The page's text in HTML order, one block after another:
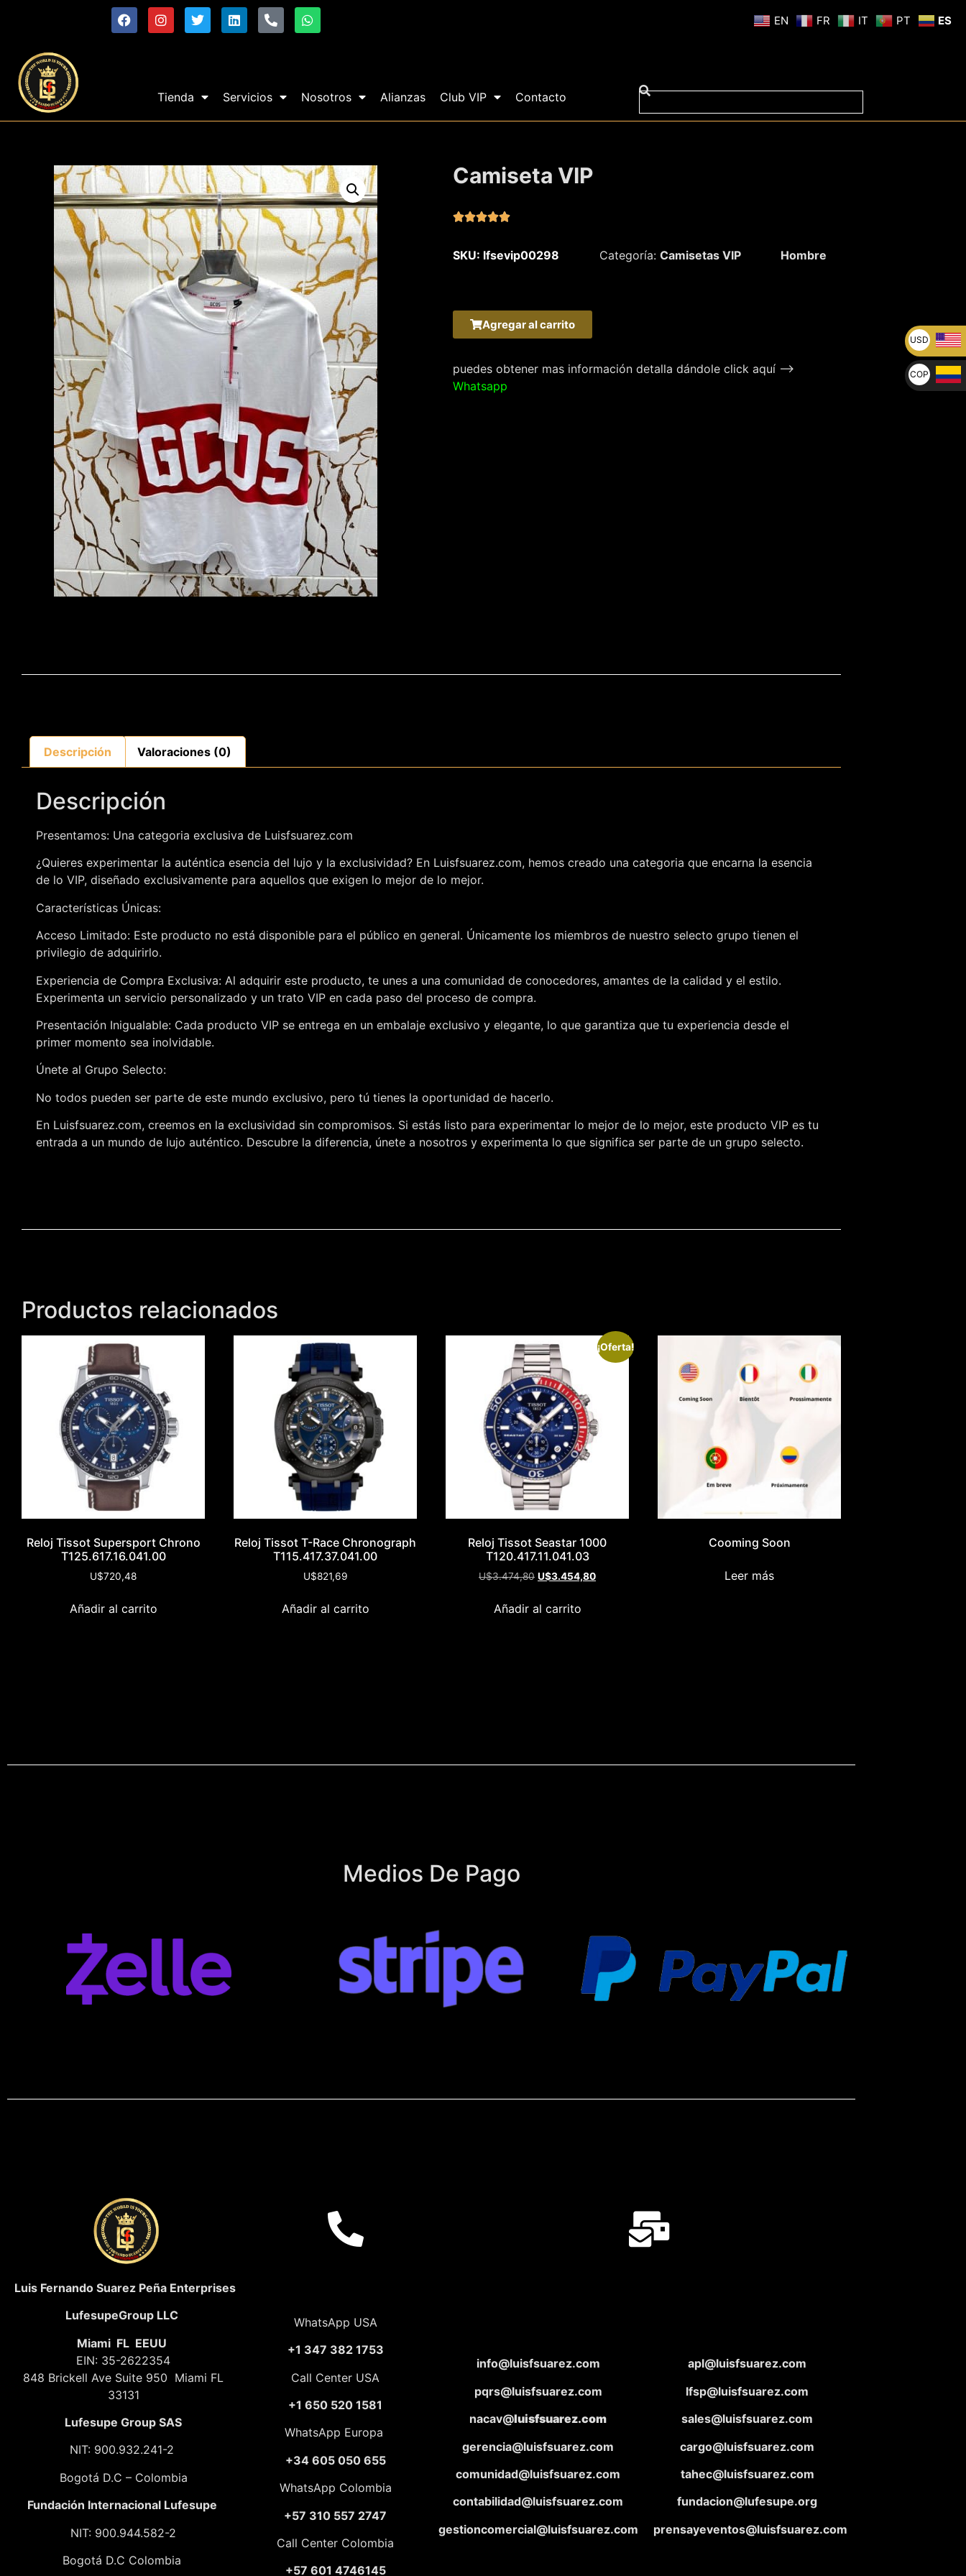
Tienda Servicios Nosotros Alianzas Club VIP Contacto
Camiseta VIP

SKU: lfsevip00298 Categoría: Camisetas VIP Hombre
Agregar al carrito
puedes obtener mas información detalla dándole click aquí –>
Whatsapp
Descripción Valoraciones (0)
Descripción
Presentamos: Una categoria exclusiva de Luisfsuarez.com
¿Quieres experimentar la auténtica esencia del lujo y la exclusividad? En Luisfsuarez.com, hemos creado una categoria que encarna la esencia
de lo VIP, diseñado exclusivamente para aquellos que exigen lo mejor de lo mejor.
Características Únicas:
Acceso Limitado: Este producto no está disponible para el público en general. Únicamente los miembros de nuestro selecto grupo tienen el
privilegio de adquirirlo.
Experiencia de Compra Exclusiva: Al adquirir este producto, te unes a una comunidad de conocedores, amantes de la calidad y el estilo.
Experimenta un servicio personalizado y un trato VIP en cada paso del proceso de compra.
Presentación Inigualable: Cada producto VIP se entrega en un embalaje exclusivo y elegante, lo que garantiza que tu experiencia desde el
primer momento sea inolvidable.
Únete al Grupo Selecto:
No todos pueden ser parte de este mundo exclusivo, pero tú tienes la oportunidad de hacerlo.
En Luisfsuarez.com, creemos en la exclusividad sin compromisos. Si estás listo para experimentar lo mejor de lo mejor, este producto VIP es tu
entrada a un mundo de lujo auténtico. Descubre la diferencia, únete a nosotros y experimenta lo que significa ser parte de un grupo selecto.
Productos relacionados
Reloj Tissot Supersport Chrono
T125.617.16.041.00
U$720,48
Añadir al carrito
Reloj Tissot T-Race Chronograph
T115.417.37.041.00
U$821,69
Añadir al carrito
¡Oferta!
Reloj Tissot Seastar 1000
T120.417.11.041.03
U$3.474,80 U$3.454,80
Añadir al carrito
Cooming Soon
Leer más
Medios De Pago
Luis Fernando Suarez Peña Enterprises
LufesupeGroup LLC
Miami FL EEUU
EIN: 35-2622354
848 Brickell Ave Suite 950 Miami FL
33131
Lufesupe Group SAS
NIT: 900.932.241-2
Bogotá D.C – Colombia
Fundación Internacional Lufesupe
NIT: 900.944.582-2
Bogotá D.C Colombia
WhatsApp USA
+1 347 382 1753
Call Center USA
+1 650 520 1581
WhatsApp Europa
+34 605 050 655
WhatsApp Colombia
+57 310 557 2747
Call Center Colombia
+57 601 4746145
info@luisfsuarez.com
pqrs@luisfsuarez.com
nacav@luisfsuarez.com
gerencia@luisfsuarez.com
comunidad@luisfsuarez.com
contabilidad@luisfsuarez.com
gestioncomercial@luisfsuarez.com
apl@luisfsuarez.com
lfsp@luisfsuarez.com
sales@luisfsuarez.com
cargo@luisfsuarez.com
tahec@luisfsuarez.com
fundacion@lufesupe.org
prensayeventos@luisfsuarez.com
EN FR IT PT ES
USD
U$
COP
$